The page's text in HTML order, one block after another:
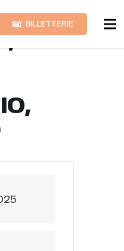
BILLETTERIE